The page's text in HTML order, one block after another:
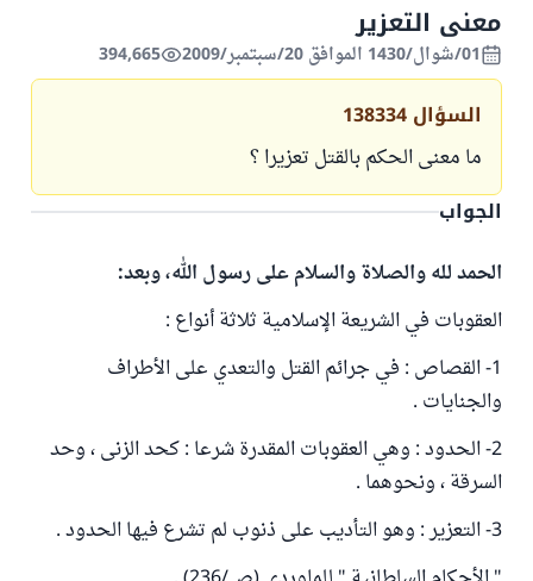
معنى التعزير
01/شوال/1430 الموافق 20/سبتمبر/2009 394,665
السؤال 138334
ما معنى الحكم بالقتل تعزيرا ؟
الجواب
الحمد لله والصلاة والسلام على رسول الله، وبعد:
العقوبات في الشريعة الإسلامية ثلاثة أنواع :
1- القصاص : في جرائم القتل والتعدي على الأطراف
والجنايات .
2- الحدود : وهي العقوبات المقدرة شرعا : كحد الزنى ، وحد
السرقة ، ونحوهما .
3- التعزير : وهو التأديب على ذنوب لم تشرع فيها الحدود .